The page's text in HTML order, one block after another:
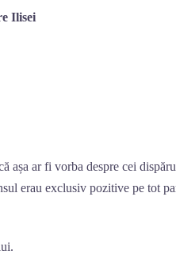
așa ar fi vorba despre cei
erau exclusiv pozitive pe tot